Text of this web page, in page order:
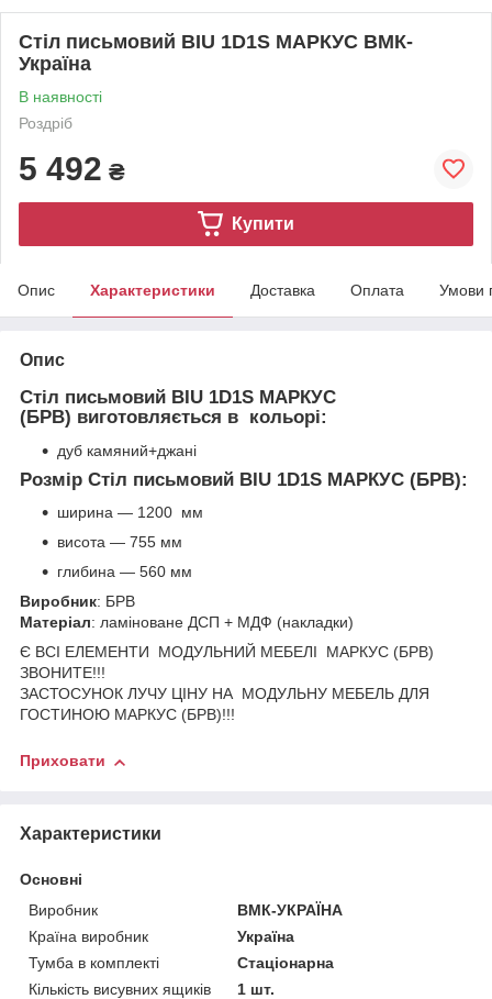
Стіл письмовий BIU 1D1S МАРКУС ВМК-
Україна
В наявності
Роздріб
5 492 ₴
Купити
Опис Характеристики Доставка Оплата Умови
Опис
Стіл письмовий BIU 1D1S МАРКУС
(БРВ) виготовляється в кольорі:
дуб камяний+джані
Розмір Стіл письмовий BIU 1D1S МАРКУС (БРВ):
ширина — 1200 мм
висота — 755 мм
глибина — 560 мм
Виробник: БРВ
Матеріал: ламіноване ДСП + МДФ (накладки)
Є ВСІ ЕЛЕМЕНТИ МОДУЛЬНИЙ МЕБЕЛІ МАРКУС (БРВ)
ЗВОНИТЕ!!!
ЗАСТОСУНОК ЛУЧУ ЦІНУ НА МОДУЛЬНУ МЕБЕЛЬ ДЛЯ
ГОСТИНОЮ МАРКУС (БРВ)!!!
Приховати
Характеристики
Основні
Виробник
ВМК-УКРАЇНА
Країна виробник
Україна
Тумба в комплекті
Стаціонарна
Кількість висувних ящиків
1 шт.